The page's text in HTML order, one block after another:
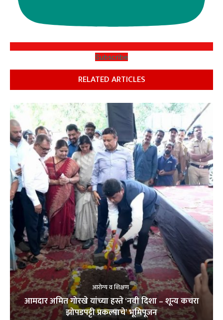
Subscribe
RELATED ARTICLES
आरोग्य व शिक्षण
आमदार अमित गोरखे यांच्या हस्ते ‘नवी दिशा – शून्य कचरा
झोपडपट्टी प्रकल्पाचे’ भूमिपूजन